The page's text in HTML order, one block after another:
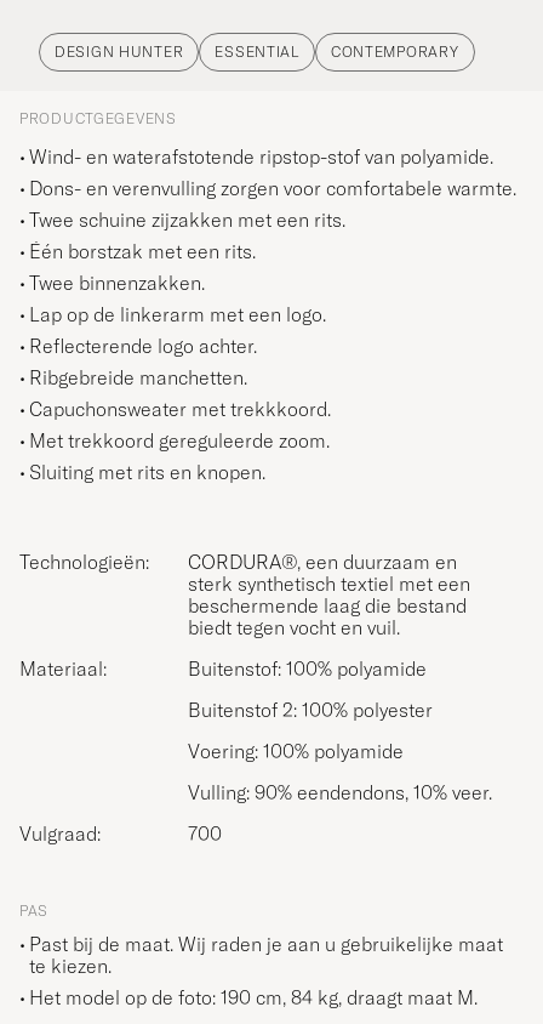
DESIGN HUNTER ESSENTIAL CONTEMPORARY
PRODUCTGEGEVENS
Wind- en waterafstotende ripstop-stof van polyamide.
Dons- en verenvulling zorgen voor comfortabele warmte.
Twee schuine zijzakken met een rits.
Één borstzak met een rits.
Twee binnenzakken.
Lap op de linkerarm met een logo.
Reflecterende logo achter.
Ribgebreide manchetten.
Capuchonsweater met trekkkoord.
Met trekkoord gereguleerde zoom.
Sluiting met rits en knopen.
Technologieën:
CORDURA®, een duurzaam en
sterk synthetisch textiel met een
beschermende laag die bestand
biedt tegen vocht en vuil.
Materiaal:
Buitenstof: 100% polyamide
Buitenstof 2: 100% polyester
Voering: 100% polyamide
Vulling: 90% eendendons, 10% veer.
Vulgraad:
700
PAS
Past bij de maat. Wij raden je aan u gebruikelijke maat
te kiezen.
Het model op de foto: 190 cm, 84 kg, draagt maat M.